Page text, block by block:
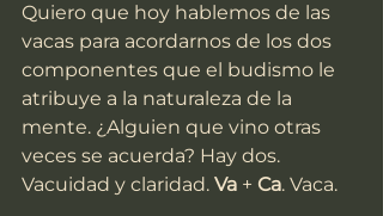
Quiero que hoy hablemos de las
vacas para acordarnos de los dos
componentes que el budismo le
atribuye a la naturaleza de la
mente. ¿Alguien que vino otras
veces se acuerda? Hay dos.
Vacuidad y claridad. Va + Ca. Vaca.